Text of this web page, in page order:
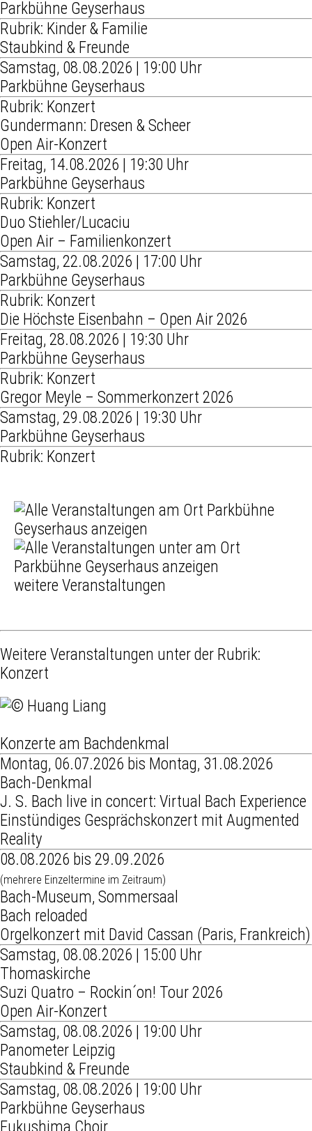
Parkbühne Geyserhaus
Rubrik: Kinder & Familie
Staubkind & Freunde
Samstag, 08.08.2026 | 19:00 Uhr
Parkbühne Geyserhaus
Rubrik: Konzert
Gundermann: Dresen & Scheer
Open Air-Konzert
Freitag, 14.08.2026 | 19:30 Uhr
Parkbühne Geyserhaus
Rubrik: Konzert
Duo Stiehler/Lucaciu
Open Air – Familienkonzert
Samstag, 22.08.2026 | 17:00 Uhr
Parkbühne Geyserhaus
Rubrik: Konzert
Die Höchste Eisenbahn – Open Air 2026
Freitag, 28.08.2026 | 19:30 Uhr
Parkbühne Geyserhaus
Rubrik: Konzert
Gregor Meyle – Sommerkonzert 2026
Samstag, 29.08.2026 | 19:30 Uhr
Parkbühne Geyserhaus
Rubrik: Konzert
weitere Veranstaltungen
Weitere Veranstaltungen unter der Rubrik:
Konzert
Konzerte am Bachdenkmal
Montag, 06.07.2026 bis Montag, 31.08.2026
Bach-Denkmal
J. S. Bach live in concert: Virtual Bach Experience
Einstündiges Gesprächskonzert mit Augmented
Reality
08.08.2026 bis 29.09.2026
(mehrere Einzeltermine im Zeitraum)
Bach-Museum, Sommersaal
Bach reloaded
Orgelkonzert mit David Cassan (Paris, Frankreich)
Samstag, 08.08.2026 | 15:00 Uhr
Thomaskirche
Suzi Quatro – Rockin´on! Tour 2026
Open Air-Konzert
Samstag, 08.08.2026 | 19:00 Uhr
Panometer Leipzig
Staubkind & Freunde
Samstag, 08.08.2026 | 19:00 Uhr
Parkbühne Geyserhaus
Fukushima Choir